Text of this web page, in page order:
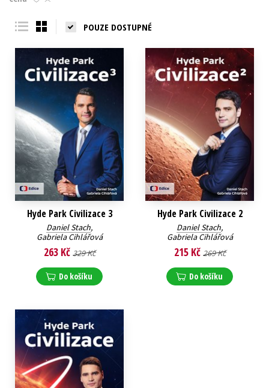
Young adult (SK)
POUZE DOSTUPNÉ
Hyde Park Civilizace 3
Daniel Stach,
Gabriela Cihlářová
263 Kč 329 Kč
Do košíku
Hyde Park Civilizace 2
Daniel Stach,
Gabriela Cihlářová
215 Kč 269 Kč
Do košíku